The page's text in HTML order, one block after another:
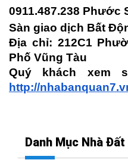
0911.487.238 Phước
Sàn giao dịch Bất
Địa chỉ: 212C1
Phố Vũng Tàu
http://
Danh Mục Nhà